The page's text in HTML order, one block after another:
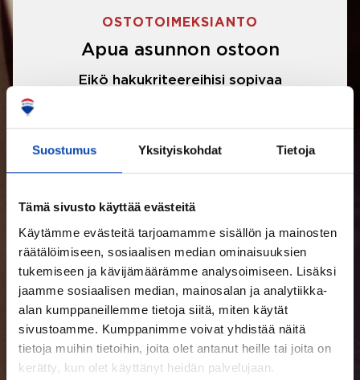
Suostumus Yksityiskohdat Tietoja
Tämä sivusto käyttää evästeitä
Käytämme evästeitä tarjoamamme sisällön ja mainosten
räätälöimiseen, sosiaalisen median ominaisuuksien
tukemiseen ja kävijämäärämme analysoimiseen. Lisäksi
jaamme sosiaalisen median, mainosalan ja analytiikka-
alan kumppaneillemme tietoja siitä, miten käytät
sivustoamme. Kumppanimme voivat yhdistää näitä
tietoja muihin tietoihin, joita olet antanut heille tai joita on
kerätty, kun olet käyttänyt heidän palvelujaan.
OSTOTOIMEKSIANTO
Apua asunnon ostoon
Eikö hakukriteereihisi sopivaa
LUE LISÄÄ